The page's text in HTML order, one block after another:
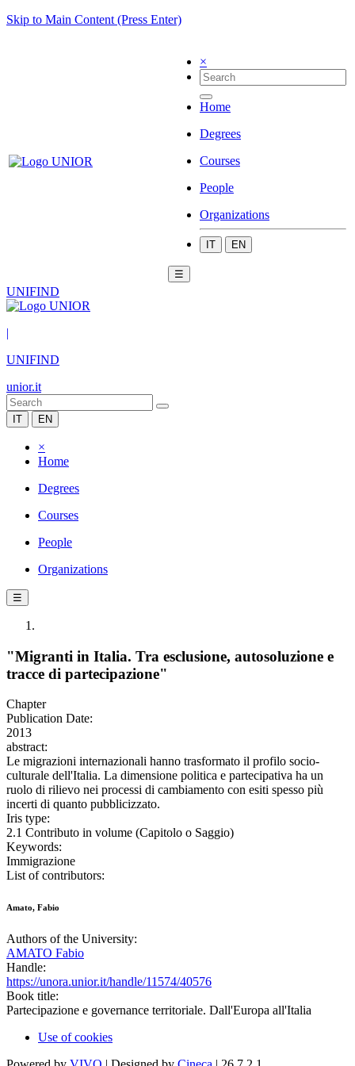
Skip to Main Content (Press Enter)
×
Home
Degrees
Courses
People
Organizations
IT EN
☰
UNIFIND
|
UNIFIND
unior.it
IT EN
×
Home
Degrees
Courses
People
Organizations
☰
"Migranti in Italia. Tra esclusione, autosoluzione e
tracce di partecipazione"
Chapter
Publication Date:
2013
abstract:
Le migrazioni internazionali hanno trasformato il profilo socio-
culturale dell'Italia. La dimensione politica e partecipativa ha un
ruolo di rilievo nei processi di cambiamento con esiti spesso più
incerti di quanto pubblicizzato.
Iris type:
2.1 Contributo in volume (Capitolo o Saggio)
Keywords:
Immigrazione
List of contributors:
Amato, Fabio
Authors of the University:
AMATO Fabio
Handle:
https://unora.unior.it/handle/11574/40576
Book title:
Partecipazione e governance territoriale. Dall'Europa all'Italia
Use of cookies